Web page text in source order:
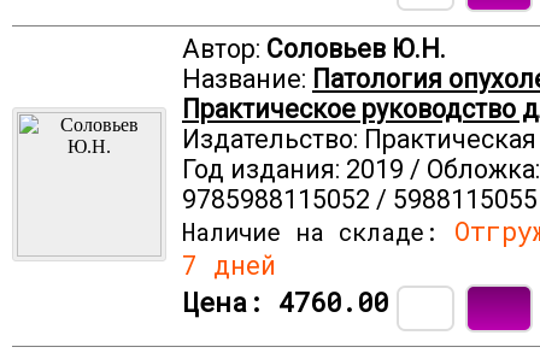
Автор: Соловьев Ю.Н.
Название: Патология
Практическое руководство
Издательство:
Год издания: 2019 /
9785988115052 /
Наличие на складе:
7 дней
Цена: 4760.00